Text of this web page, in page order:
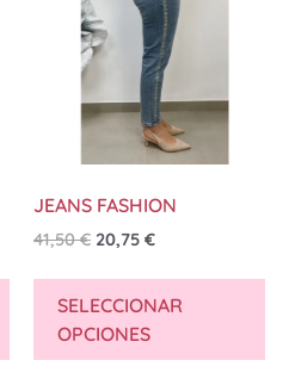
JEANS FASHION
41,50€ 20,75 €
SELECCIONAR
OPCIONES